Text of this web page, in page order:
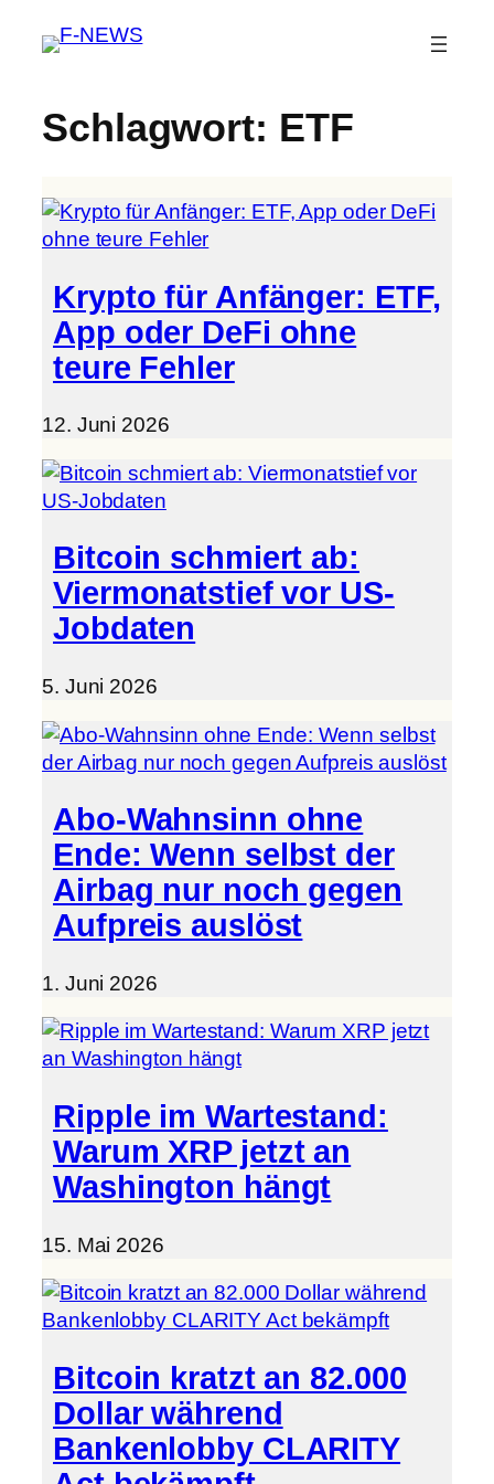
Schlagwort: ETF
Krypto für Anfänger: ETF,
App oder DeFi ohne
teure Fehler
12. Juni 2026
Bitcoin schmiert ab:
Viermonatstief vor US-
Jobdaten
5. Juni 2026
Abo-Wahnsinn ohne
Ende: Wenn selbst der
Airbag nur noch gegen
Aufpreis auslöst
1. Juni 2026
Ripple im Wartestand:
Warum XRP jetzt an
Washington hängt
15. Mai 2026
Bitcoin kratzt an 82.000
Dollar während
Bankenlobby CLARITY